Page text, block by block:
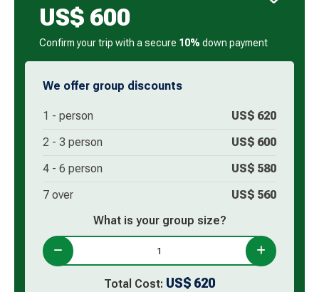
US$ 600
Confirm your trip with a secure 10% down payment
We offer group discounts
1 - person US$ 620
2 - 3 person US$ 600
4 - 6 person US$ 580
7 over
US$ 560
What is your group size?
Total Cost: US$ 620